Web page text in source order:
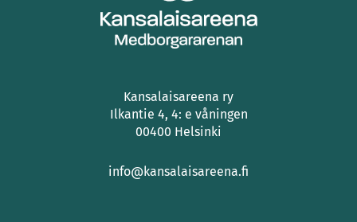
Kansalaisareena ry
Ilkantie 4, 4: e våningen
00400 Helsinki
info@kansalaisareena.fi